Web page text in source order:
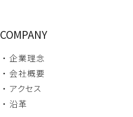
COMPANY
・ 企業理念
・ 会社概要
・ アクセス
・ 沿革